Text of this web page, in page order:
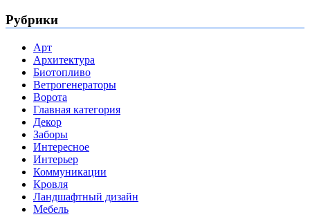
Рубрики
Арт
Архитектура
Биотопливо
Ветрогенераторы
Ворота
Главная категория
Декор
Заборы
Интересное
Интерьер
Коммуникации
Кровля
Ландшафтный дизайн
Мебель